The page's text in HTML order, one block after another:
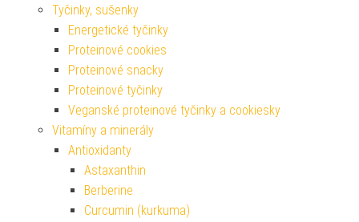
Tyčinky, sušenky
Energetické tyčinky
Proteinové cookies
Proteinové snacky
Proteinové tyčinky
Veganské proteinové tyčinky a cookiesky
Vitamíny a minerály
Antioxidanty
Astaxanthin
Berberine
Curcumin (kurkuma)